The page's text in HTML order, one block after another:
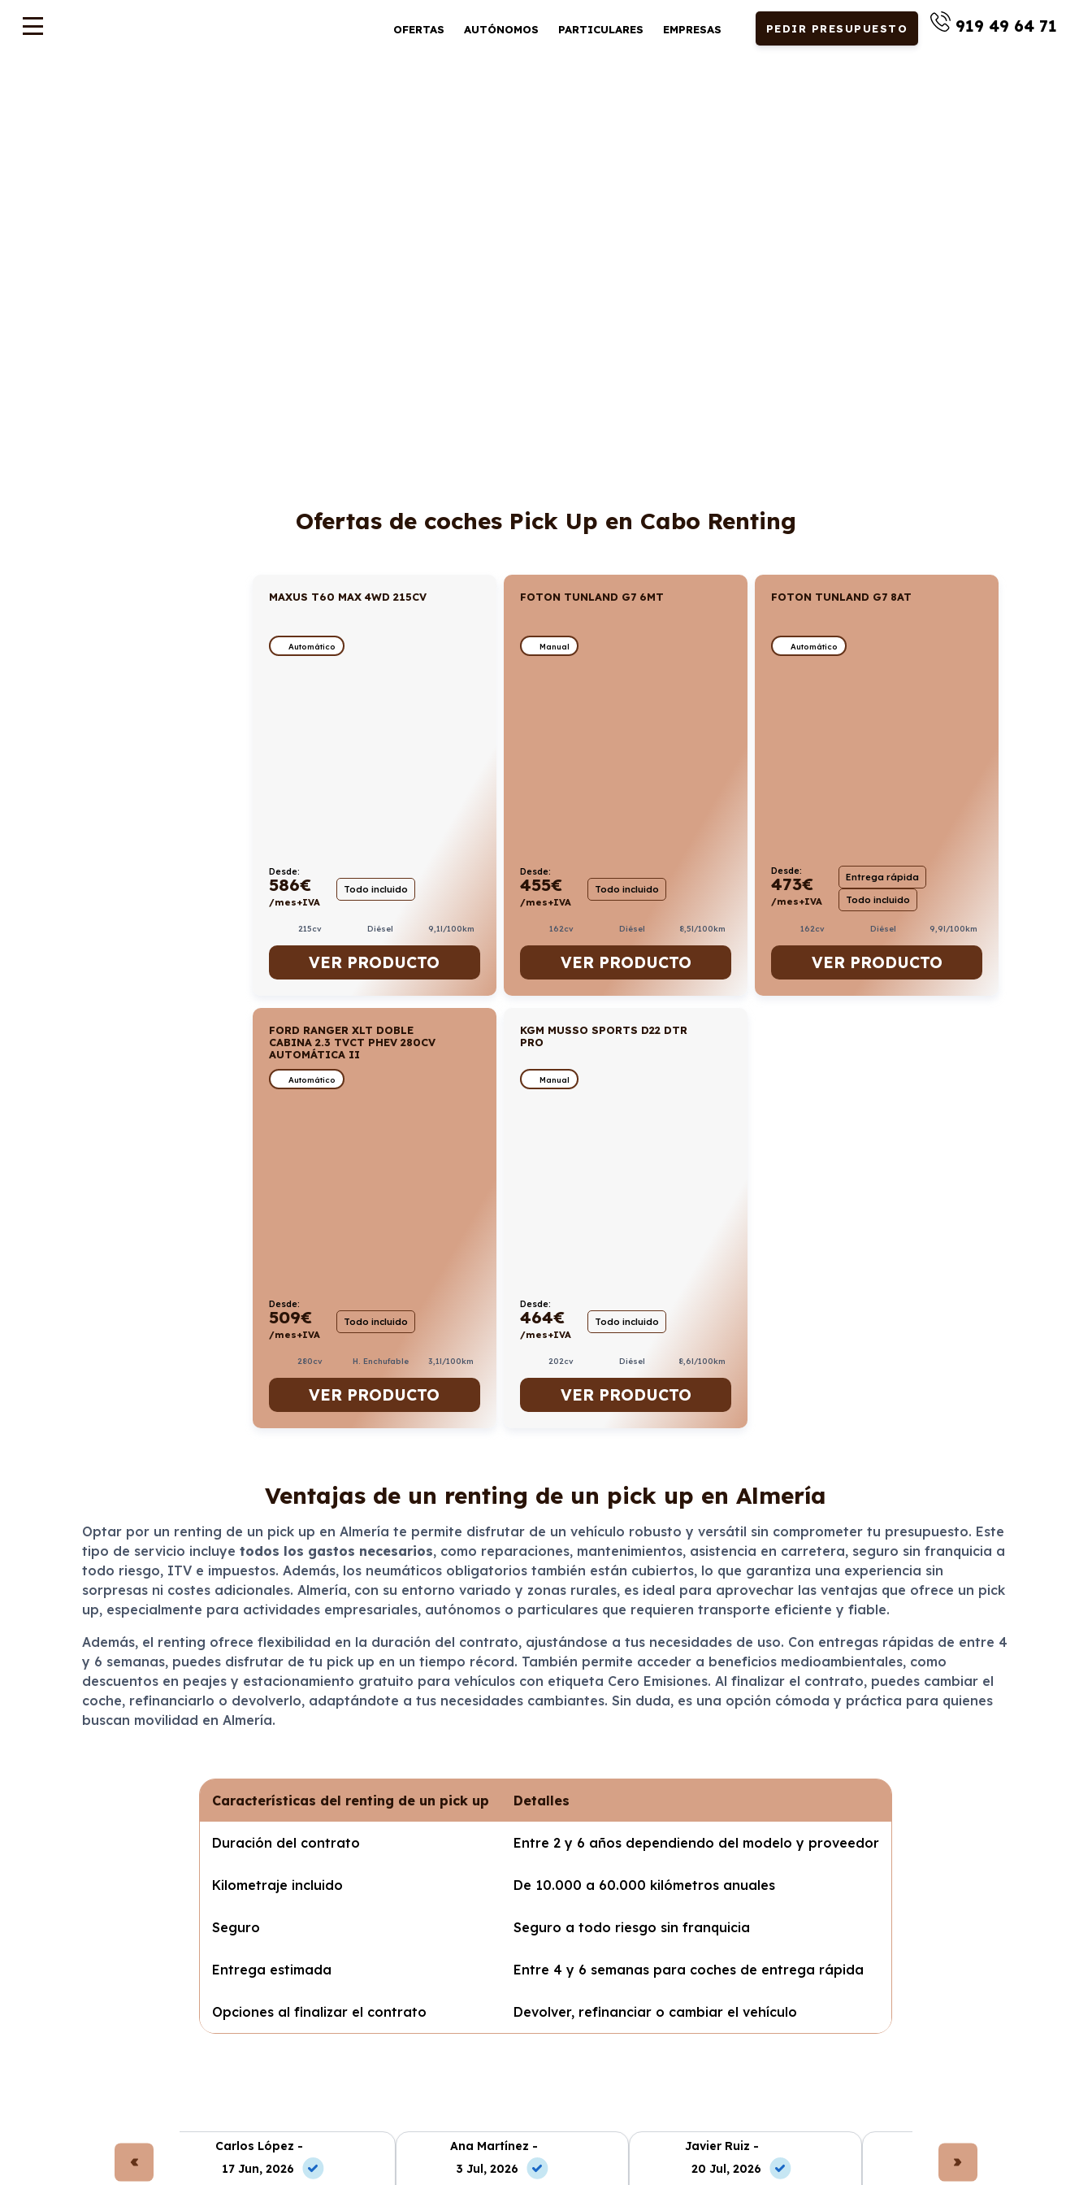
OFERTAS AUTÓNOMOS PARTICULARES EMPRESAS PEDIR PRESUPUESTO 919 49 64 71
Ofertas de coches Pick Up en Cabo Renting
MAXUS T60 MAX 4WD 215CV
Automático
Desde:
586€
/mes+IVA
Todo incluido
215cv Diésel 9,1l/100km
VER PRODUCTO
FOTON TUNLAND G7 6MT
Manual
Desde:
455€
/mes+IVA
Todo incluido
162cv Diésel 8,5l/100km
VER PRODUCTO
FOTON TUNLAND G7 8AT
Automático
Desde:
473€
/mes+IVA
Entrega rápida
Todo incluido
162cv Diésel 9,9l/100km
VER PRODUCTO
FORD RANGER XLT DOBLE
CABINA 2.3 TVCT PHEV 280CV
AUTOMÁTICA II
Automático
Desde:
509€
/mes+IVA
Todo incluido
280cv H. Enchufable 3,1l/100km
VER PRODUCTO
KGM MUSSO SPORTS D22 DTR
PRO
Manual
Desde:
464€
/mes+IVA
Todo incluido
202cv Diésel 8,6l/100km
VER PRODUCTO
Ventajas de un renting de un pick up en Almería
Optar por un renting de un pick up en Almería te permite disfrutar de un vehículo robusto y versátil sin comprometer tu presupuesto. Este
tipo de servicio incluye todos los gastos necesarios, como reparaciones, mantenimientos, asistencia en carretera, seguro sin franquicia a
todo riesgo, ITV e impuestos. Además, los neumáticos obligatorios también están cubiertos, lo que garantiza una experiencia sin
sorpresas ni costes adicionales. Almería, con su entorno variado y zonas rurales, es ideal para aprovechar las ventajas que ofrece un pick
up, especialmente para actividades empresariales, autónomos o particulares que requieren transporte eficiente y fiable.
Además, el renting ofrece flexibilidad en la duración del contrato, ajustándose a tus necesidades de uso. Con entregas rápidas de entre 4
y 6 semanas, puedes disfrutar de tu pick up en un tiempo récord. También permite acceder a beneficios medioambientales, como
descuentos en peajes y estacionamiento gratuito para vehículos con etiqueta Cero Emisiones. Al finalizar el contrato, puedes cambiar el
coche, refinanciarlo o devolverlo, adaptándote a tus necesidades cambiantes. Sin duda, es una opción cómoda y práctica para quienes
buscan movilidad en Almería.
Características del renting de un pick up Detalles
Duración del contrato Entre 2 y 6 años dependiendo del modelo y proveedor
Kilometraje incluido De 10.000 a 60.000 kilómetros anuales
Seguro Seguro a todo riesgo sin franquicia
Entrega estimada Entre 4 y 6 semanas para coches de entrega rápida
Opciones al finalizar el contrato Devolver, refinanciar o cambiar el vehículo
Carlos López -
17 Jun, 2026
Ana Martínez -
3 Jul, 2026
Javier Ruiz -
20 Jul, 2026
Lucía Fernández -
10 May, 2026